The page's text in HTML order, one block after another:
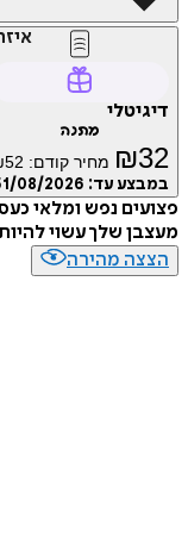
דיגיטלי
מתנה
₪32 מחיר קודם: 52
במבצע עד: 08/2026
פצועים נפש ומלאי
מעצבן שלך עשוי
הצצה מהירה